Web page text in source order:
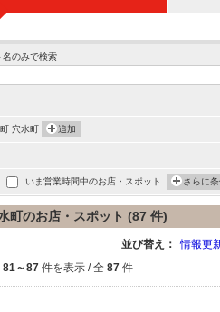
名のみで検索
穴水町 追加
いま営業時間中のお店・スポット さらに
町のお店・スポット (87 件)
並び替え： 情報更
81～87 件を表示 / 全 87 件